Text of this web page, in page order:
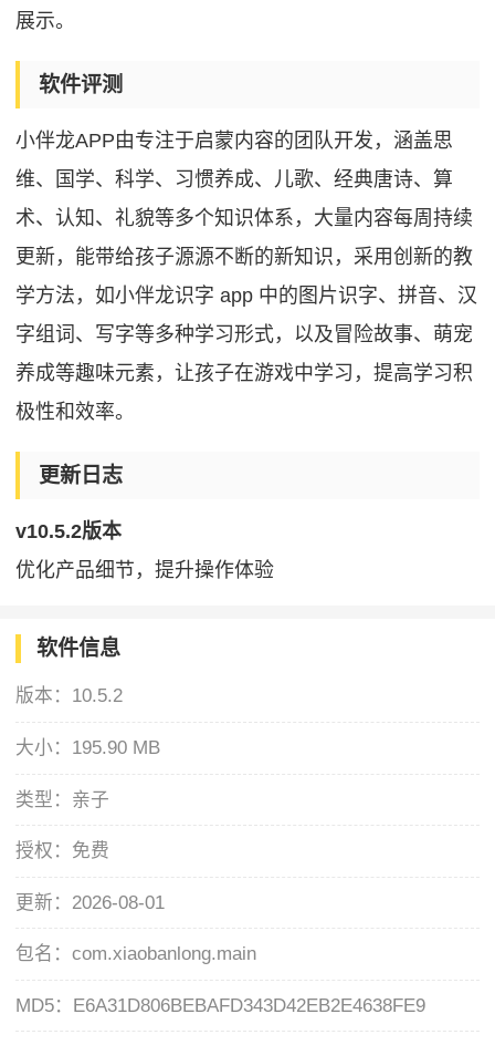
展示。
软件评测
小伴龙APP由专注于启蒙内容的团队开发，涵盖思
维、国学、科学、习惯养成、儿歌、经典唐诗、算
术、认知、礼貌等多个知识体系，大量内容每周持续
更新，能带给孩子源源不断的新知识，采用创新的教
学方法，如小伴龙识字 app 中的图片识字、拼音、汉
字组词、写字等多种学习形式，以及冒险故事、萌宠
养成等趣味元素，让孩子在游戏中学习，提高学习积
极性和效率。
更新日志
v10.5.2版本
优化产品细节，提升操作体验
软件信息
版本： 10.5.2
大小： 195.90 MB
类型： 亲子
授权： 免费
更新： 2026-08-01
包名：com.xiaobanlong.main
MD5： E6A31D806BEBAFD343D42EB2E4638FE9